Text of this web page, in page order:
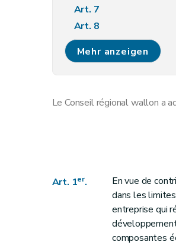
Art. 7
Art. 8
Art. 9
Chapitre III Conditions
Art. 12
Art. 16
Chapitre IV « Le comité
Mehr anzeigen
Le Conseil régional wallon a
Art. 1er.
En vue de
dans les
entreprise qui
composantes